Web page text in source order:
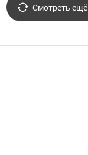
Смотреть ещё